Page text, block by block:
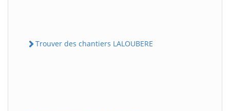
Trouver des chantiers LALOUBERE